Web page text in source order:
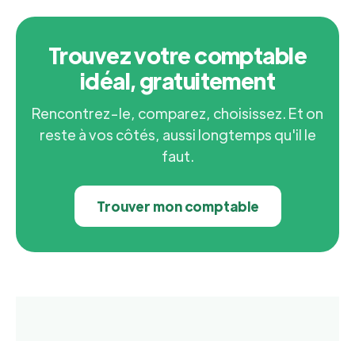
Trouvez votre comptable
idéal, gratuitement
Rencontrez-le, comparez, choisissez. Et on
reste à vos côtés, aussi longtemps qu'il le
faut.
Trouver mon comptable